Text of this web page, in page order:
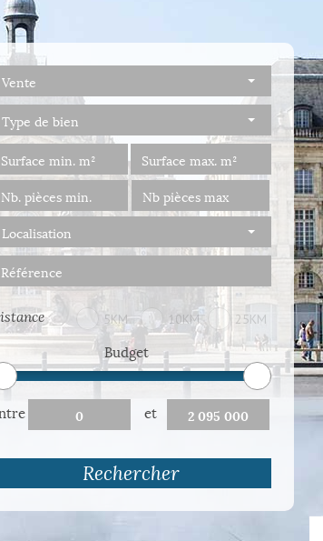
Vente
Type de bien
Localisation
5KM 10KM 25KM
Budget
et
Rechercher